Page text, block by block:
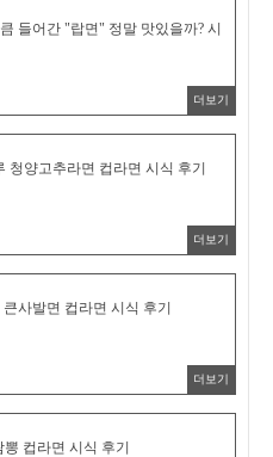
들어간 "랍면" 정말 맛있을까? 시
더보기
청양고추라면 컵라면 시식 후기
더보기
사발면 컵라면 시식 후기
더보기
컵라면 시식 후기